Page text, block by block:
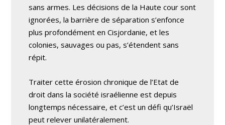
sans armes. Les décisions de la Haute cour sont
ignorées, la barrière de séparation s’enfonce
plus profondément en Cisjordanie, et les
colonies, sauvages ou pas, s’étendent sans
répit.
Traiter cette érosion chronique de l’Etat de
droit dans la société israélienne est depuis
longtemps nécessaire, et c’est un défi qu’Israël
peut relever unilatéralement.